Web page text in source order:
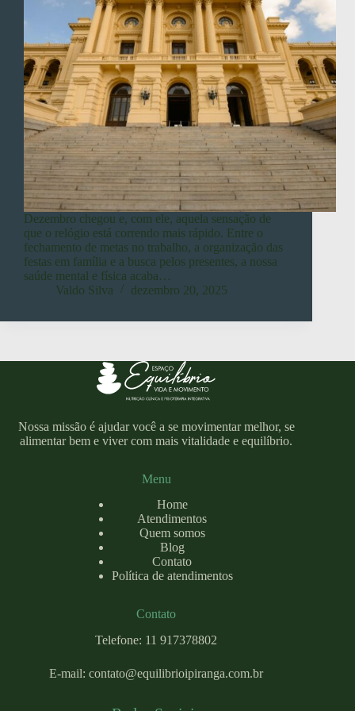
Dezembro chegou e, com ele, aquela sensação de
que o relógio está correndo mais rápido. Entre o
fechamento de metas no trabalho, a organização das
festas em família e a busca pelos presentes, a nossa
saúde mental e física acaba…
Valdo Silva
dezembro 20, 2025
Nossa missão é ajudar você a se movimentar melhor, se
alimentar bem e viver com mais vitalidade e equilíbrio.
Menu
Home
Atendimentos
Quem somos
Blog
Contato
Política de atendimentos
Contato
Telefone: 11 917378802
E-mail:contato@equilibrioipiranga.com.br